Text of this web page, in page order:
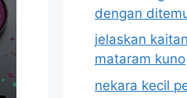
dengan
jelaskan
mataram kuno
nekara kecil